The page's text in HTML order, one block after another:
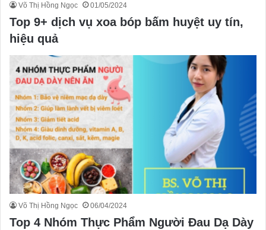
Võ Thị Hồng Ngọc 01/05/2024
Top 9+ dịch vụ xoa bóp bấm huyệt uy tín,
hiệu quả
Võ Thị Hồng Ngọc 06/04/2024
Top 4 Nhóm Thực Phẩm Người Đau Dạ Dày